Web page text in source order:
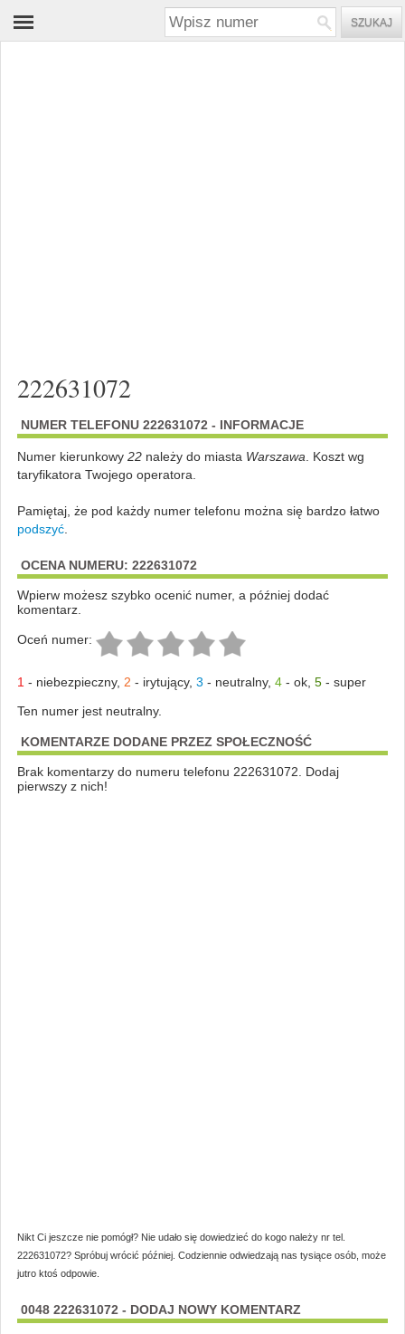
222631072
NUMER TELEFONU 222631072 - INFORMACJE
Numer kierunkowy 22należy do miasta Warszawa . Koszt wg
taryfikatora Twojego operatora.
Pamiętaj, że pod każdy numer telefonu można się bardzo łatwo
podszyć.
OCENA NUMERU: 222631072
Wpierw możesz szybko ocenić numer, a później dodać
komentarz.
Oceń numer:
1 - niebezpieczny, 2 - irytujący, 3 - neutralny, 4- ok, 5- super
Ten numer jest neutralny.
KOMENTARZE DODANE PRZEZ SPOŁECZNOŚĆ
Brak komentarzy do numeru telefonu 222631072. Dodaj
pierwszy z nich!
Nikt Ci jeszcze nie pomógł? Nie udało się dowiedzieć do kogo należy nr tel.
222631072? Spróbuj wrócić później. Codziennie odwiedzają nas tysiące osób, może
jutro ktoś odpowie.
0048 222631072 - DODAJ NOWY KOMENTARZ